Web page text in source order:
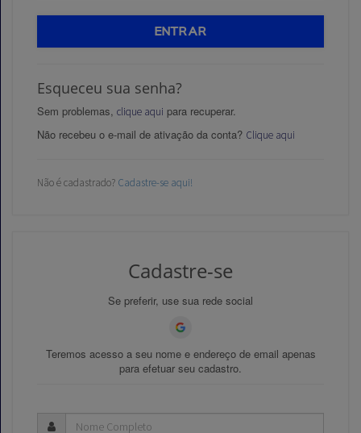
Aprovados
ENTRAR
Esqueceu sua senha?
Sem problemas, clique aqui para recuperar.
Não recebeu o e-mail de ativação da conta? Clique aqui
Não é cadastrado? Cadastre-se aqui!
Cadastre-se
Se preferir, use sua rede social
Teremos acesso a seu nome e endereço de email apenas
para efetuar seu cadastro.